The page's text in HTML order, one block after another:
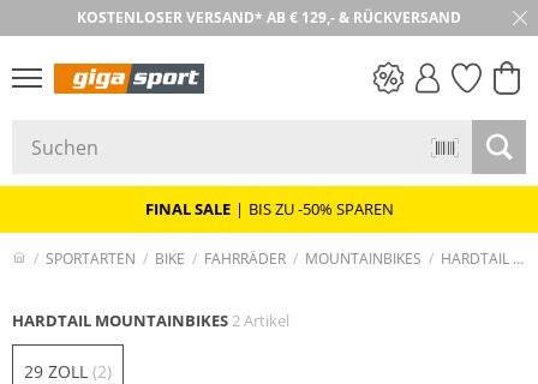
KOSTENLOSER VERSAND* AB € 129,- & RÜCKVERSAND
FINAL SALE | BIS ZU -50% SPAREN
SPORTARTEN BIKE FAHRRÄDER MOUNTAINBIKES HARDTAIL MOUNTAINBIKES
HARDTAIL MOUNTAINBIKES2 Artikel
29 ZOLL (2)